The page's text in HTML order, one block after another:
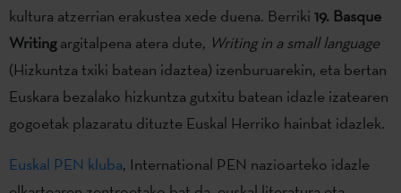
kultura atzerrian erakustea xede duena. Berriki 19. Basque
Writingargitalpena atera dute, Writing in a small language
(Hizkuntza txiki batean idaztea) izenburuarekin, eta bertan
Euskara bezalako hizkuntza gutxitu batean idazle izatearen
gogoetak plazaratu dituzte Euskal Herriko hainbat idazlek.
Euskal PEN kluba, International PEN nazioarteko idazle